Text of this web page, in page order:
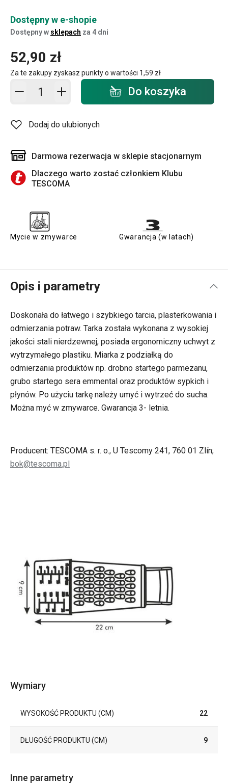
Dostępny w e-shopie
Dostępny w sklepach za 4 dni
52,90 zł
Za te zakupy zyskasz punkty o wartości 1,59 zł
Dodaj do koszyka - ilość Do koszyka
Dodaj do ulubionych
Darmowa rezerwacja w sklepie stacjonarnym
Dlaczego warto zostać członkiem Klubu
TESCOMA
Mycie w zmywarce Gwarancja (w latach)
Opis i parametry
Doskonała do łatwego i szybkiego tarcia, plasterkowania i
odmierzania potraw. Tarka została wykonana z wysokiej
jakości stali nierdzewnej, posiada ergonomiczny uchwyt z
wytrzymałego plastiku. Miarka z podziałką do
odmierzania produktów np. drobno startego parmezanu,
grubo startego sera emmental oraz produktów sypkich i
płynów. Po użyciu tarkę należy umyć i wytrzeć do sucha.
Można myć w zmywarce. Gwarancja 3- letnia.
Producent: TESCOMA s. r. o., U Tescomy 241, 760 01 Zlín;
bok@tescoma.pl
Wymiary
WYSOKOŚĆ PRODUKTU (CM) 22
DŁUGOŚĆ PRODUKTU (CM) 9
Inne parametry